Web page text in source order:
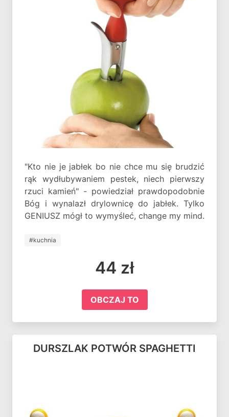
"Kto nie je jabłek bo nie chce mu się brudzić
rąk wydłubywaniem pestek, niech pierwszy
rzuci kamień" - powiedział prawdopodobnie
Bóg i wynalazł drylownicę do jabłek. Tylko
GENIUSZ mógł to wymyśleć, change my mind.
#kuchnia
44 zł
OBCZAJ TO
DURSZLAK POTWÓR SPAGHETTI